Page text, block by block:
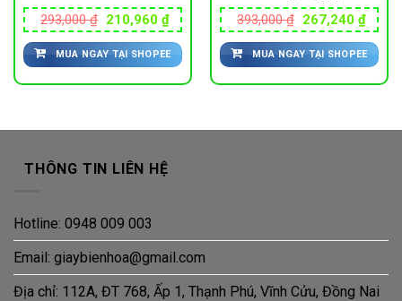
293,000₫ Giá
gốc
là:
293,000 ₫.
210,960 ₫Giá
hiện
tại
là:
210,960 ₫.
MUA NGAY TẠI SHOPEE
393,000₫ Giá
gốc
là:
393,000 ₫.
267,240 ₫Giá
hiện
tại
là:
MUA NGAY TẠI SHOPEE
₫.
THÔNG TIN LIÊN HỆ
Hotline: 0948 009 003
Email: giaybienhoa@gmail.com
Địa chỉ: 112A, ĐT 768, Ấp 1, Thạnh Phú, Vĩnh Cửu, Đồng Nai